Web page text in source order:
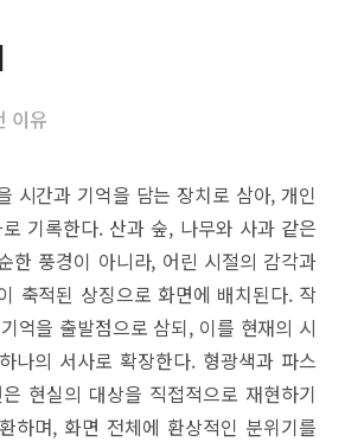
이유
시간과 기억을 담는 장치로 삼아, 개인
기록한다. 산과 숲, 나무와 사과 같은
한 풍경이 아니라, 어린 시절의 감각과
축적된 상징으로 화면에 배치된다. 작
억을 출발점으로 삼되, 이를 현재의 시
나의 서사로 확장한다. 형광색과 파스
현실의 대상을 직접적으로 재현하기
하며, 화면 전체에 환상적인 분위기를